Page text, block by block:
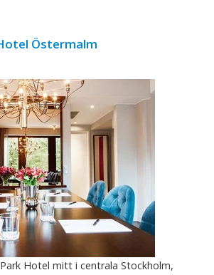
Östermalm
Hotel mitt i centrala Stockholm,